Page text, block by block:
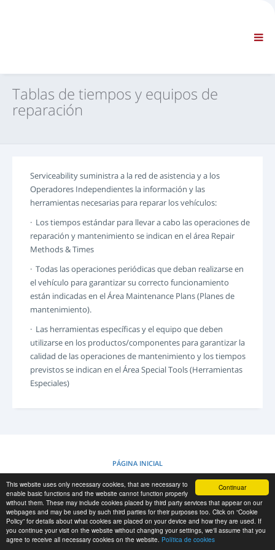
Continuar
This website uses only necessary cookies, that are necessary to
enable basic functions and the website cannot function properly
without them. These may include cookies placed by third party services that appear on our
webpages and may be used by such third parties for their purposes too. Click on “Cookie
Policy” for details about what cookies are placed on your device and how they are used. If
you continue your visit on the website without changing your settings, we'll assume that you
agree to receive all necessary cookies on the website. Política de cookies
NAVEGACIÓN ESTÁNDAR
TÉRMINOS Y CONDICIONES
SOPORTE TÉCNICO
Formación
Tablas de tiempos y equipos de reparación
Instrumentos de diagnóstico
Reprogramación de la centralita electrónica
Rescue material
INICIO
REGISTRO
Tablas de tiempos y equipos de
reparación
Serviceability suministra a la red de asistencia y a los
Operadores Independientes la información y las
herramientas necesarias para reparar los vehículos:
· Los tiempos estándar para llevar a cabo las operaciones de
reparación y mantenimiento se indican en el área Repair
Methods & Times
· Todas las operaciones periódicas que deban realizarse en
el vehículo para garantizar su correcto funcionamiento
están indicadas en el Área Maintenance Plans (Planes de
mantenimiento).
· Las herramientas específicas y el equipo que deben
utilizarse en los productos/componentes para garantizar la
calidad de las operaciones de mantenimiento y los tiempos
previstos se indican en el Área Special Tools (Herramientas
Especiales)
PÁGINA INICIAL
COOKIES POLICY
RESCUE MATERIAL